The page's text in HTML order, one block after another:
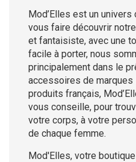
Mod’Elles est un
vous faire découvrir
et fantaisiste, avec une
facile à porter, nous
principalement dans le
accessoires de
produits français,
vous conseille, pour
votre corps, à votre
de chaque femme.
Mod'Elles, votre